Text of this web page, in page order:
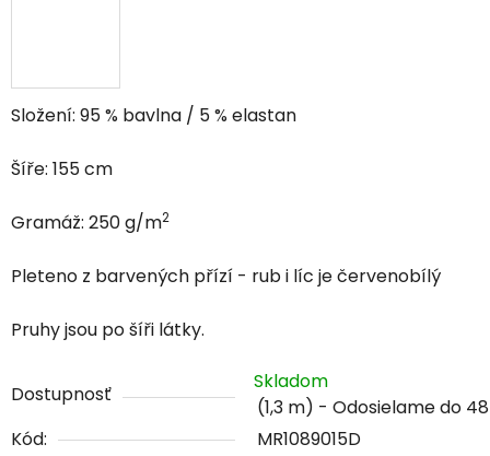
Složení: 95 % bavlna / 5 % elastan
Šíře: 155 cm
Gramáž: 250 g/m2
Pleteno z barvených přízí - rub i líc je červenobílý
Pruhy jsou po šíři látky.
Dostupnosť
Skladom
(1,3 m)
Kód:
MR1089015D